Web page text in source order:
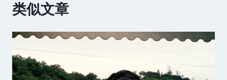
类似文章